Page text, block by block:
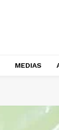
MEDIAS